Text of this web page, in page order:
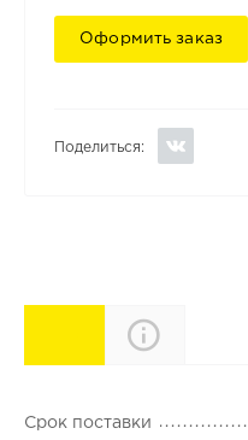
Оформить заказ
Поделиться:
Срок поставки